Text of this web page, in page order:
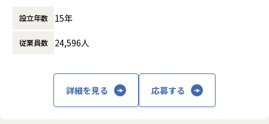
・仕様設計業務
・デバッグ
各種法規対応）
【業務の変更の範囲】
に渡ります。いわゆる技術者派遣と呼ばれ
働く場所に関わらない事業支援や最新技術を
用いた研究開発などを行っています。
設立年数 15年
従業員数 24,596人
詳細を見る 応募する